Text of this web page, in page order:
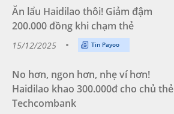
Ăn lẩu Haidilao thôi! Giảm đậm
200.000 đồng khi chạm thẻ
15/12/2025 Tin Payoo
No hơn, ngon hơn, nhẹ ví hơn!
Haidilao khao 300.000đ cho chủ thẻ
Techcombank